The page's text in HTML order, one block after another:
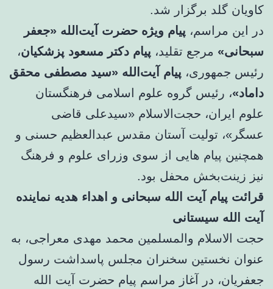
کاویان گلد برگزار شد.
در این مراسم، پیام‌ ویژه حضرت آیت‌الله‌ «جعفر
سبحانی» مرجع تقلید، پیام دکتر مسعود پزشکیان،
رئیس جمهوری، پیام آیت‌الله «سید مصطفی محقق
داماد»، رئیس گروه علوم اسلامی فرهنگستان
علوم ایران، حجت‌الاسلام «سیدعلی قاضی
عسگر»، تولیت آستان مقدس عبدالعظیم حسنی و
همچنین پیام هایی از سوی وزرای علوم و فرهنگ
نیز زینت‌بخش محفل بود.
قرائت پیام آیت الله سبحانی و اهداء هدیه نماینده
آیت الله سیستانی
حجت الاسلام والمسلمین محمد مهدی معراجی، به
عنوان نخستین سخنران مجلس پاسداشت رسول
جعفریان، در آغاز مراسم پیام حضرت آیت الله